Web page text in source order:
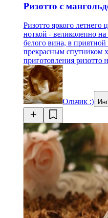
Ризотто с
Ризотто яркого летнего
ноткой - великолепно
белого вина, в
прекрасным спутником
приготовления ризотто
Ольчик :)